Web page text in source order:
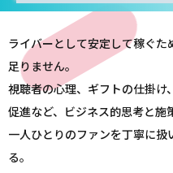
ライバーとして安定して稼ぐた
足りません。
視聴者の心理、ギフトの仕掛
促進など、ビジネス的思考と施
一人ひとりのファンを丁寧に
る。